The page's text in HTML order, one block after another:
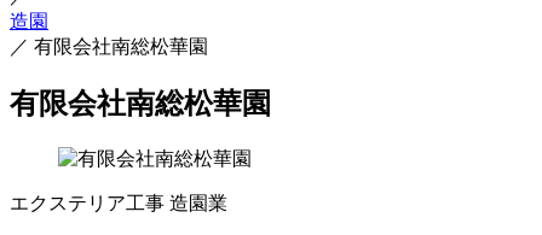
造園
／ 有限会社南総松華園
有限会社南総松華園
エクステリア工事 造園業